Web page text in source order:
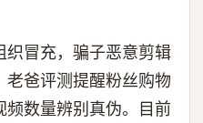
织冒充，骗子恶意剪辑
老爸评测提醒粉丝购物
频数量辨别真伪。目前